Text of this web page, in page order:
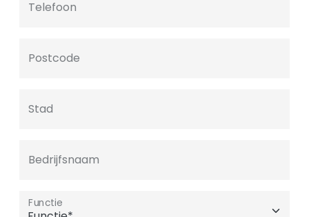
Telefoon
Postcode
Stad
Bedrijfsnaam
Functie